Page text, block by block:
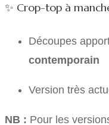
✨ Crop-top à
Découpes
contemporain
Version très
NB : Pour les